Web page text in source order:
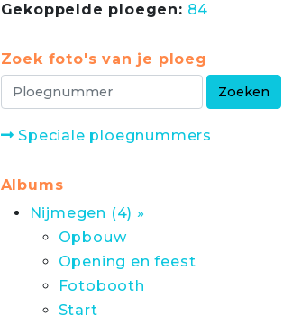
Gekoppelde ploegen: 84
Zoek foto's van je ploeg
Speciale ploegnummers
Albums
Nijmegen (4) »
Opbouw
Opening en feest
Fotobooth
Start